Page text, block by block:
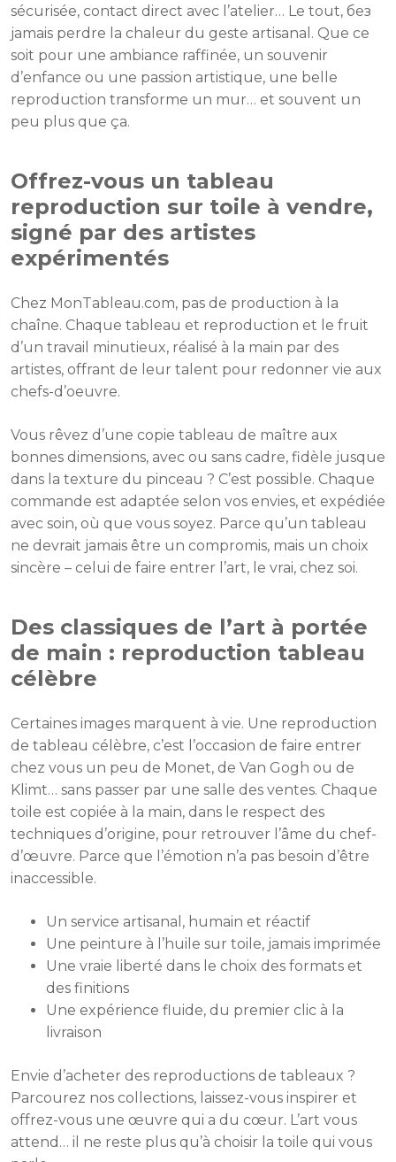
sécurisée, contact direct avec l’atelier… Le tout, без
jamais perdre la chaleur du geste artisanal. Que ce
soit pour une ambiance raffinée, un souvenir
d’enfance ou une passion artistique, une belle
reproduction transforme un mur… et souvent un
peu plus que ça.
Offrez-vous un tableau
reproduction sur toile à vendre,
signé par des artistes
expérimentés
Chez MonTableau.com, pas de production à la
chaîne. Chaque tableau et reproduction et le fruit
d’un travail minutieux, réalisé à la main par des
artistes, offrant de leur talent pour redonner vie aux
chefs-d’oeuvre.
Vous rêvez d’une copie tableau de maître aux
bonnes dimensions, avec ou sans cadre, fidèle jusque
dans la texture du pinceau ? C’est possible. Chaque
commande est adaptée selon vos envies, et expédiée
avec soin, où que vous soyez. Parce qu’un tableau
ne devrait jamais être un compromis, mais un choix
sincère – celui de faire entrer l’art, le vrai, chez soi.
Des classiques de l’art à portée
de main : reproduction tableau
célèbre
Certaines images marquent à vie. Une reproduction
de tableau célèbre, c’est l’occasion de faire entrer
chez vous un peu de Monet, de Van Gogh ou de
Klimt… sans passer par une salle des ventes. Chaque
toile est copiée à la main, dans le respect des
techniques d’origine, pour retrouver l’âme du chef-
d’œuvre. Parce que l’émotion n’a pas besoin d’être
inaccessible.
Un service artisanal, humain et réactif
Une peinture à l’huile sur toile, jamais imprimée
Une vraie liberté dans le choix des formats et
des finitions
Une expérience fluide, du premier clic à la
livraison
Envie d’acheter des reproductions de tableaux ?
Parcourez nos collections, laissez-vous inspirer et
offrez-vous une œuvre qui a du cœur. L’art vous
attend… il ne reste plus qu’à choisir la toile qui vous